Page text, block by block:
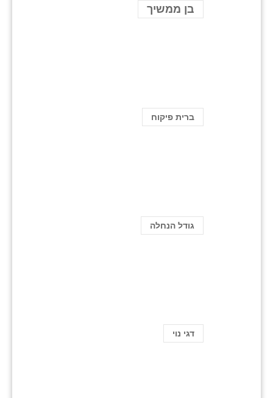
בן ממשיך
ברית פיקוח
גודל הנחלה
דגי נוי